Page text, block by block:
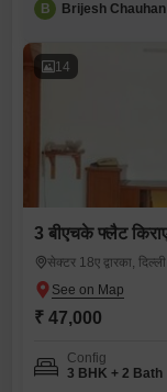
B Brijesh Chauhan
14
3 बीएचके फ्लैट
सेक्टर 18ए द्वारका, दिल्ली
₹ 47,000
Config
3 BHK + 2 Bath